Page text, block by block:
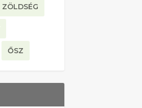
ZÖLDSÉG
ŐSZ